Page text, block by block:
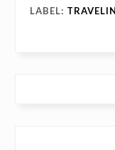
LABEL: